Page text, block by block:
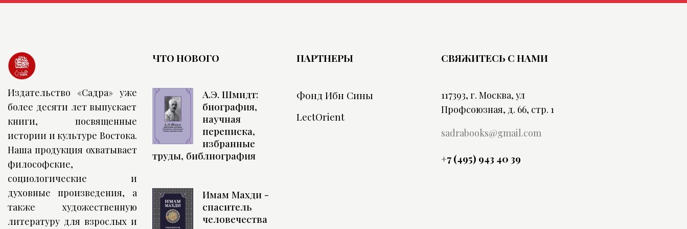
Издательство «Садра» уже
более десяти лет выпускает
книги, посвященные
истории и культуре Востока.
Наша продукция охватывает
философские,
социологические и
духовные произведения, а
также художественную
литературу для взрослых и
ЧТО НОВОГО
А.Э. Шмидт:
биография,
научная
переписка,
избранные
труды, библиография
Имам Махди -
спаситель
человечества
ПАРТНЕРЫ
Фонд Ибн Сины
LectOrient
СВЯЖИТЕСЬ С НАМИ
117393, г. Москва, ул
Профсоюзная, д. 66, стр. 1
sadrabooks@gmail.com
+7 (495) 943 40 39